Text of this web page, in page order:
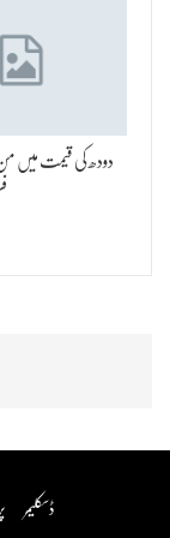
دودھ کی قیمت میں من
ڈسکلیمر